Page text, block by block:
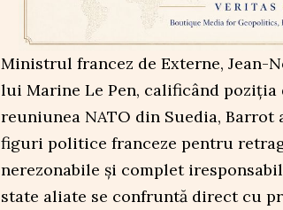
Ministrul francez de Externe, Jean-
lui Marine Le Pen, calificând poziția
reuniunea NATO din Suedia,
figuri politice franceze pentru
nerezonabile și complet
state aliate se confruntă direct cu